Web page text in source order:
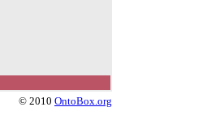
© 2010 OntoBox.org